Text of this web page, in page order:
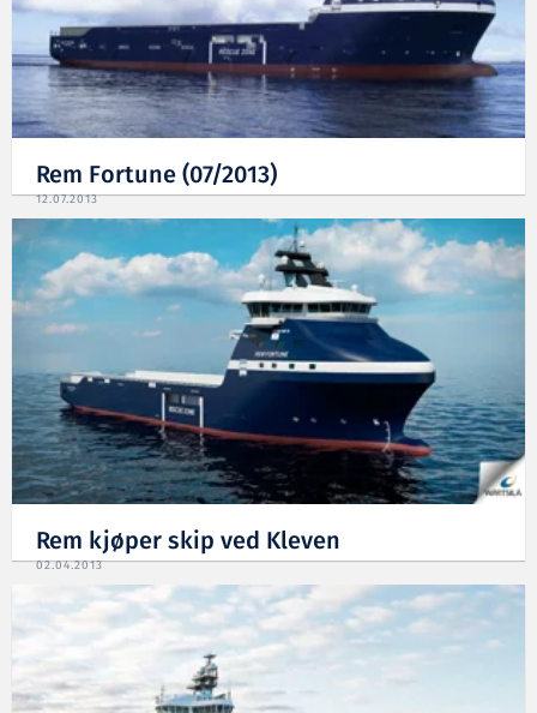
Rem Fortune (07/2013)
12.07.2013
Rem kjøper skip ved Kleven
02.04.2013